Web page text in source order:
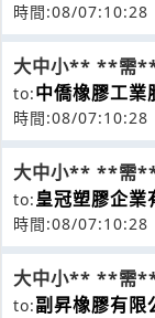
時間:08/07:10:28
大中小** **需
to:中僑橡膠工業
時間:08/07:10:28
大中小** **需
to:皇冠塑膠企業
時間:08/07:10:28
大中小** **需
to:副昇橡膠有限